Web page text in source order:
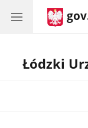
Łódzki